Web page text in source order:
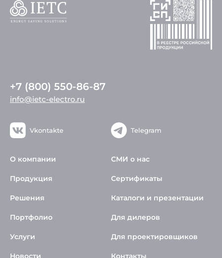
+7 (800) 550-86-87
info@ietc-electro.ru
Vkontakte Telegram
О компании
Продукция
Решения
Портфолио
Услуги
Новости
СМИ о нас
Сертификаты
Каталоги и презентации
Для дилеров
Для проектировщиков
Контакты